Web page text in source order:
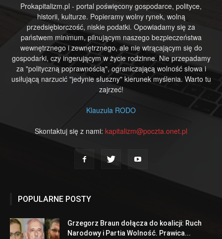
Prokapitalizm.pl - portal poświęcony gospodarce, polityce,
historii, kulturze. Popieramy wolny rynek, wolną
przedsiębiorczość, niskie podatki. Opowiadamy się za
państwem minimum, pilnującym naszego bezpieczeństwa
wewnętrznego i zewnętrznego, ale nie wtrącającym się do
gospodarki, czy ingerującym w życie rodzinne. Nie przepadamy
za "polityczną poprawnością", ograniczającą wolność słowa i
usiłującą narzucić "jedynie słuszny" kierunek myślenia. Warto tu
zajrzeć!
Klauzula RODO
Skontaktuj się z nami: kapitalizm@poczta.onet.pl
POPULARNE POSTY
Grzegorz Braun dołącza do koalicji: Ruch
Narodowy i Partia Wolność. Prawica...